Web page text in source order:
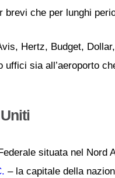
che per lunghi
Hertz, Budget,
sia all’aeroporto
situata nel
– la capitale della